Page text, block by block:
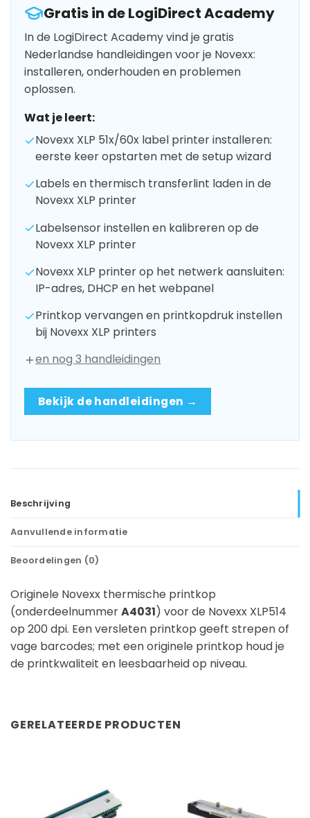
Gratis in de LogiDirect Academy
In de LogiDirect Academy vind je gratis
Nederlandse handleidingen voor je Novexx:
installeren, onderhouden en problemen
oplossen.
Wat je leert:
Novexx XLP 51x/60x label printer installeren:
eerste keer opstarten met de setup wizard
Labels en thermisch transferlint laden in de
Novexx XLP printer
Labelsensor instellen en kalibreren op de
Novexx XLP printer
Novexx XLP printer op het netwerk aansluiten:
IP-adres, DHCP en het webpanel
Printkop vervangen en printkopdruk instellen
bij Novexx XLP printers
en nog 3 handleidingen
Bekijk de handleidingen →
Beschrijving
Aanvullende informatie
Beoordelingen (0)
Originele Novexx thermische printkop
(onderdeelnummerA4031) voor de Novexx XLP514
op 200 dpi. Een versleten printkop geeft strepen of
vage barcodes; met een originele printkop houd je
de printkwaliteit en leesbaarheid op niveau.
GERELATEERDE PRODUCTEN